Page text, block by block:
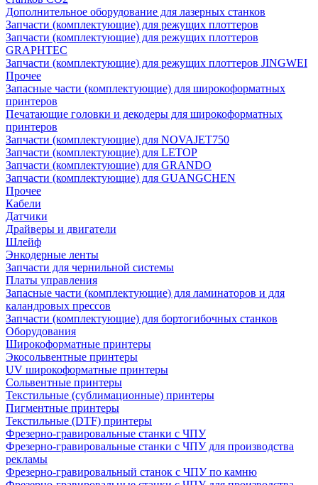
Дополнительное оборудование для лазерных станков
Запчасти (комплектующие) для режущих плоттеров
Запчасти (комплектующие) для режущих плоттеров
GRAPHTEC
Запчасти (комплектующие) для режущих плоттеров JINGWEI
Прочее
Запасные части (комплектующие) для широкоформатных
принтеров
Печатающие головки и декодеры для широкоформатных
принтеров
Запчасти (комплектующие) для NOVAJET750
Запчасти (комплектующие) для LETOP
Запчасти (комплектующие) для GRANDO
Запчасти (комплектующие) для GUANGCHEN
Прочее
Кабели
Датчики
Драйверы и двигатели
Шлейф
Энкодерные ленты
Запчасти для чернильной системы
Платы управления
Запасные части (комплектующие) для ламинаторов и для
каландровых прессов
Запчасти (комплектующие) для бортогибочных станков
Оборудования
Широкоформатные принтеры
Экосольвентные принтеры
UV широкоформатные принтеры
Сольвентные принтеры
Текстильные (сублимационные) принтеры
Пигментные принтеры
Текстильные (DTF) принтеры
Фрезерно-гравировальные станки с ЧПУ
Фрезерно-гравировальные станки с ЧПУ для производства
рекламы
Фрезерно-гравировальный станок с ЧПУ по камню